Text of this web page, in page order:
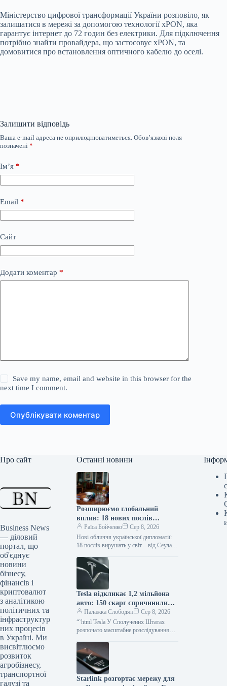
Міністерство цифрової трансформації України розповіло, як
залишатися в мережі за допомогою технології xPON, яка
гарантує інтернет до 72 годин без електрики. Для підключення
потрібно знайти провайдера, що застосовує xPON, та
домовитися про встановлення оптичного кабелю до оселі.
Залишити відповідь
Ваша e-mail адреса не оприлюднюватиметься. Обов’язкові поля
позначені *
Ім’я *
Email *
Сайт
Додати коментар *
Save my name, email and website in this browser for the
next time I comment.
Опублікувати коментар
Про сайт
Business News
— діловий
портал, що
об'єднує
новини
бізнесу,
фінансів і
криптовалют
з аналітикою
політичних та
інфраструктур
них процесів
в Україні. Ми
висвітлюємо
розвиток
агробізнесу,
транспортної
галузі та
Останні новини
Розширюємо глобальний
вплив: 18 нових послів
України призначені до країн
Азії та Африки
Раїса Бойченко
Сер 8, 2026
Нові обличчя української дипломатії:
18 послів вирушать у світ – від Сеула
Зеленський Підпишіться на…
Tesla відкликає 1,2 мільйона
авто: 150 скарг спричинили
масштабне оновлення
Палажка Слободян
Сер 8, 2026
“`html Tesla У Сполучених Штатах
розпочато масштабне розслідування
звернення власників стосовно
несправностей передньої підвіски.
Starlink розгортає мережу для